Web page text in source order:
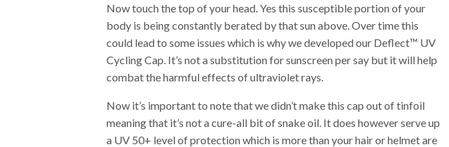
Now touch the top of your head. Yes this susceptible portion of your
body is being constantly berated by that sun above. Over time this
could lead to some issues which is why we developed our Deflect™ UV
Cycling Cap. It’s not a substitution for sunscreen per say but it will help
combat the harmful effects of ultraviolet rays.
Now it’s important to note that we didn’t make this cap out of tinfoil
meaning that it’s not a cure-all bit of snake oil. It does however serve up
a UV 50+ level of protection which is more than your hair or helmet are